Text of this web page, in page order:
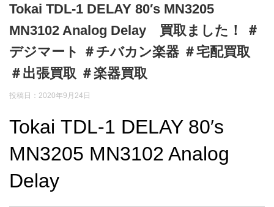
Tokai TDL-1 DELAY 80′s MN3205
MN3102 Analog Delay 買取ました！ ＃
デジマート ＃チバカン楽器 ＃宅配買取
＃出張買取 ＃楽器買取
投稿日： 2020年9月24日
Tokai TDL-1 DELAY 80′s
MN3205 MN3102 Analog
Delay